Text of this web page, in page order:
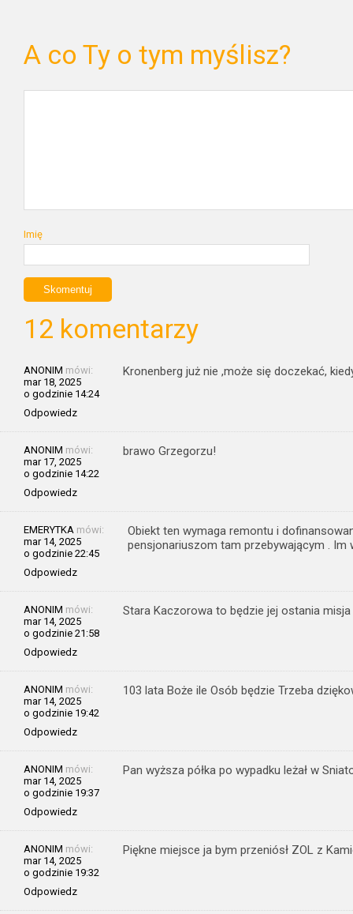
A co Ty o tym myślisz?
Imię
12 komentarzy
ANONIM mówi:
mar 18, 2025
o godzinie 14:24
Odpowiedz
Kronenberg już nie ,może się doczekać,
ANONIM mówi:
mar 17, 2025
o godzinie 14:22
Odpowiedz
brawo Grzegorzu!
EMERYTKA mówi:
mar 14, 2025
o godzinie 22:45
Odpowiedz
Obiekt ten wymaga remontu i
pensjonariuszom tam przebywającym . Im
ANONIM mówi:
mar 14, 2025
o godzinie 21:58
Odpowiedz
Stara Kaczorowa to będzie jej ostania misja
ANONIM mówi:
mar 14, 2025
o godzinie 19:42
Odpowiedz
103 lata Boże ile Osób będzie Trzeba
ANONIM mówi:
mar 14, 2025
o godzinie 19:37
Odpowiedz
Pan wyższa półka po wypadku leżał w
ANONIM mówi:
mar 14, 2025
o godzinie 19:32
Odpowiedz
Piękne miejsce ja bym przeniósł ZOL z